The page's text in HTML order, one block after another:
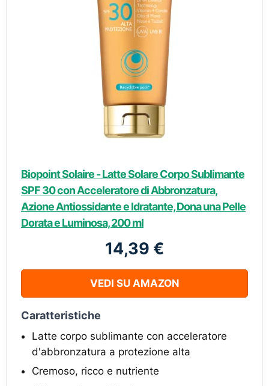
Biopoint Solaire - Latte Solare Corpo Sublimante
SPF 30 con Acceleratore di Abbronzatura,
Azione Antiossidante e Idratante, Dona una Pelle
Dorata e Luminosa, 200 ml
14,39 €
VEDI SU AMAZON
Caratteristiche
Latte corpo sublimante con acceleratore
d'abbronzatura a protezione alta
Cremoso, ricco e nutriente